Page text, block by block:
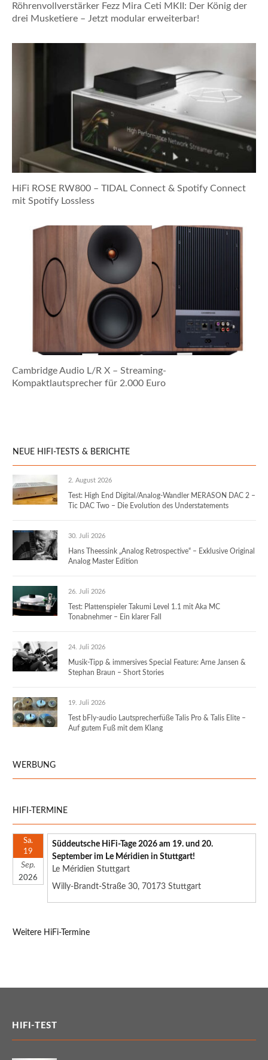
Röhrenvollverstärker Fezz Mira Ceti MKII: Der König der
drei Musketiere – Jetzt modular erweiterbar!
HiFi ROSE RW800 – TIDAL Connect & Spotify Connect
mit Spotify Lossless
Cambridge Audio L/R X – Streaming-
Kompaktlautsprecher für 2.000 Euro
NEUE HIFI-TESTS & BERICHTE
2. August 2026
Test: High End Digital/Analog-Wandler MERASON DAC 2 –
Tic DAC Two – Die Evolution des Understatements
30. Juli 2026
Hans Theessink „Analog Retrospective“ – Exklusive Original
Analog Master Edition
26. Juli 2026
Test: Plattenspieler Takumi Level 1.1 mit Aka MC
Tonabnehmer – Ein klarer Fall
24. Juli 2026
Musik-Tipp & immersives Special Feature: Arne Jansen &
Stephan Braun – Short Stories
19. Juli 2026
Test bFly-audio Lautsprecherfüße Talis Pro & Talis Elite –
Auf gutem Fuß mit dem Klang
WERBUNG
HIFI-TERMINE
Sa.
19
Sep.
2026
Süddeutsche HiFi-Tage 2026 am 19. und 20.
September im Le Méridien in Stuttgart!
Le Méridien Stuttgart
Willy-Brandt-Straße 30, 70173 Stuttgart
Weitere HiFi-Termine
HIFI-TEST